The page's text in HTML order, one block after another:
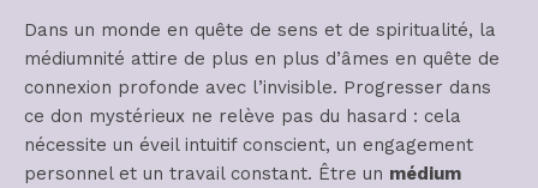
Dans un monde en quête de sens et de spiritualité, la
médiumnité attire de plus en plus d’âmes en quête de
connexion profonde avec l’invisible. Progresser dans
ce don mystérieux ne relève pas du hasard : cela
nécessite un éveil intuitif conscient, un engagement
personnel et un travail constant. Être un médium